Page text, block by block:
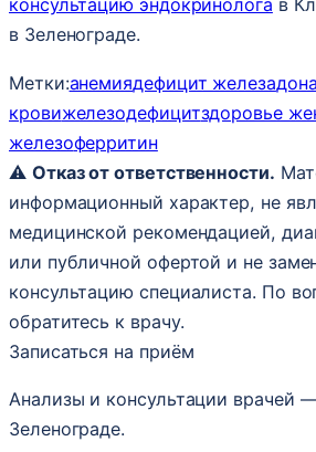
консультацию эндокринолога в
в Зеленограде.
Метки:анемиядефицит железа
кровижелезодефицитздоровье
железоферритин
⚠️ Отказ от ответственности.
информационный характер, не
медицинской рекомендацией,
или публичной офертой и не
консультацию специалиста. По
обратитесь к врачу.
Записаться на приём
Анализы и консультации врачей
Зеленограде.